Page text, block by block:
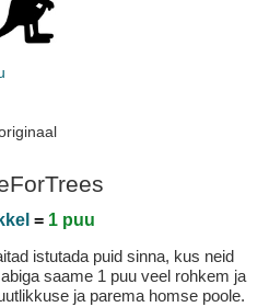
= 1 puu
istutada puid sinna, kus neid
saame 1 puu veel rohkem ja
ja parema homse poole.